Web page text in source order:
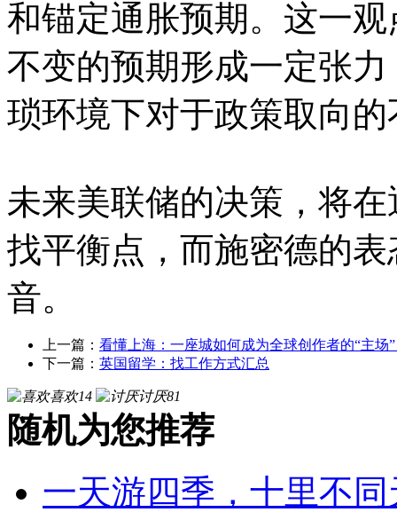
和锚定通胀预期。这一
不变的预期形成一定张
琐环境下对于政策取向
未来美联储的决策，将
找平衡点，而施密德的
音。
上一篇： 看懂上海：一座城如何成为全球创作者的“主场
下一篇： 英国留学：找工作方式汇总
喜欢14 讨厌81
随机为您推荐
一天游四季，十里不